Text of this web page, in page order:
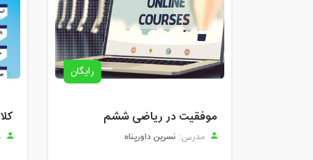
رایگان
موفقیت در ریاضی ششم
مدرس: نسرین داورپناه